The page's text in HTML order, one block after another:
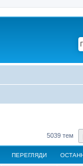
5039 тем
ПЕРЕГЛЯДИ